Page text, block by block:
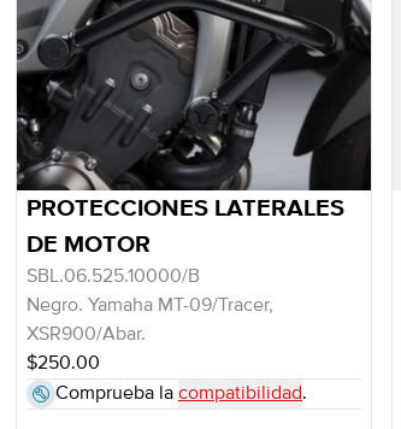
PROTECCIONES LATERALES
DE MOTOR
SBL.06.525.10000/B
Negro. Yamaha MT-09/Tracer,
XSR900/Abar.
$250.00
Comprueba la compatibilidad.